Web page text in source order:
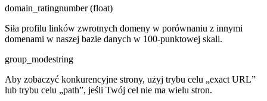
domain_ratingnumber (float)
Siła profilu linków zwrotnych domeny w porównaniu z innymi
domenami w naszej bazie danych w 100-punktowej skali.
group_modestring
Aby zobaczyć konkurencyjne strony, użyj trybu celu „exact URL”
lub trybu celu „path”, jeśli Twój cel nie ma wielu stron.